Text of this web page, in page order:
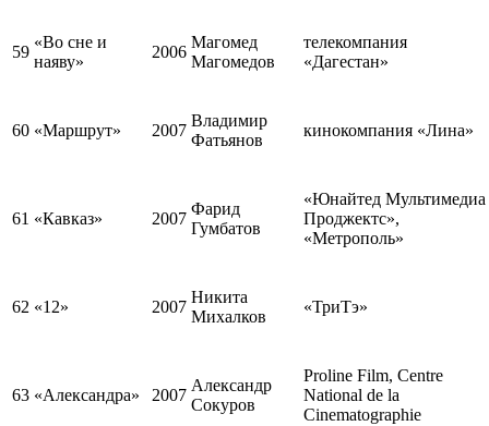
59
«Во сне и
наяву»
2006
Магомед
Магомедов
телекомпания
«Дагестан»
60 «Маршрут» 2007
Владимир
Фатьянов
кинокомпания «Лина»
61 «Кавказ» 2007
Фарид
Гумбатов
«Юнайтед Мультимедиа
Проджектс»,
«Метрополь»
62 «12» 2007
Никита
Михалков
«ТриТэ»
63 «Александра» 2007
Александр
Сокуров
Proline Film, Centre
National de la
Cinematographie